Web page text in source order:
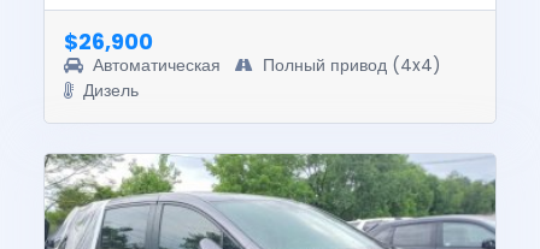
was $83492. This...
$26,900
Автоматическая
Полный привод (4x4)
Дизель